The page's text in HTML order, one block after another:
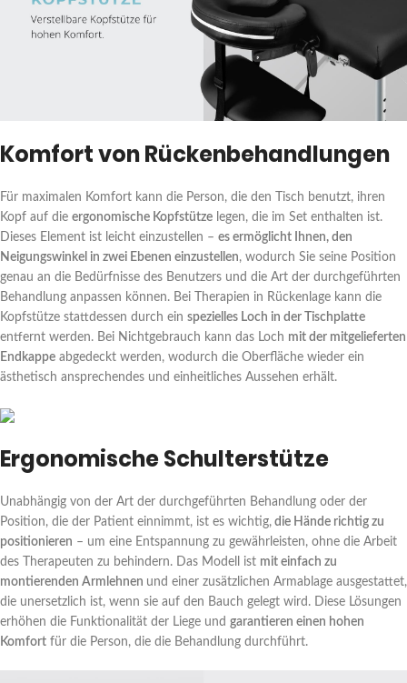
Komfort von Rückenbehandlungen
Für maximalen Komfort kann die Person, die den Tisch benutzt, ihren
Kopf auf die ergonomische Kopfstütze legen, die im Set enthalten ist.
Dieses Element ist leicht einzustellen – es ermöglicht Ihnen, den
Neigungswinkel in zwei Ebenen einzustellen, wodurch Sie seine Position
genau an die Bedürfnisse des Benutzers und die Art der durchgeführten
Behandlung anpassen können. Bei Therapien in Rückenlage kann die
Kopfstütze stattdessen durch ein spezielles Loch in der Tischplatte
entfernt werden. Bei Nichtgebrauch kann das Loch mit der mitgelieferten
Endkappe abgedeckt werden, wodurch die Oberfläche wieder ein
ästhetisch ansprechendes und einheitliches Aussehen erhält.
Ergonomische Schulterstütze
Unabhängig von der Art der durchgeführten Behandlung oder der
Position, die der Patient einnimmt, ist es wichtig, die Hände richtig zu
positionieren – um eine Entspannung zu gewährleisten, ohne die Arbeit
des Therapeuten zu behindern. Das Modell ist mit einfach zu
montierenden Armlehnen und einer zusätzlichen Armablage ausgestattet,
die unersetzlich ist, wenn sie auf den Bauch gelegt wird. Diese Lösungen
erhöhen die Funktionalität der Liege und garantieren einen hohen
Komfort für die Person, die die Behandlung durchführt.